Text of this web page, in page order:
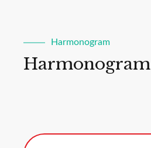
Harmonogram
Harmonogram